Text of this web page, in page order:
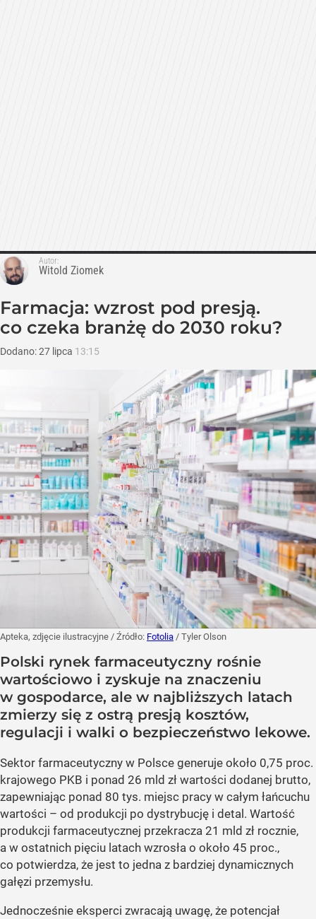
Autor:
Witold Ziomek
Farmacja: wzrost pod presją.
co czeka branżę do 2030 roku?
Dodano:27 lipca 13:15
Apteka, zdjęcie ilustracyjne / Źródło: Fotolia / Tyler Olson
Polski rynek farmaceutyczny rośnie
wartościowo i zyskuje na znaczeniu
w gospodarce, ale w najbliższych latach
zmierzy się z ostrą presją kosztów,
regulacji i walki o bezpieczeństwo lekowe.
Sektor farmaceutyczny w Polsce generuje około 0,75 proc.
krajowego PKB i ponad 26 mld zł wartości dodanej brutto,
zapewniając ponad 80 tys. miejsc pracy w całym łańcuchu
wartości – od produkcji po dystrybucję i detal. Wartość
produkcji farmaceutycznej przekracza 21 mld zł rocznie,
a w ostatnich pięciu latach wzrosła o około 45 proc.,
co potwierdza, że jest to jedna z bardziej dynamicznych
gałęzi przemysłu.
Jednocześnie eksperci zwracają uwagę, że potencjał